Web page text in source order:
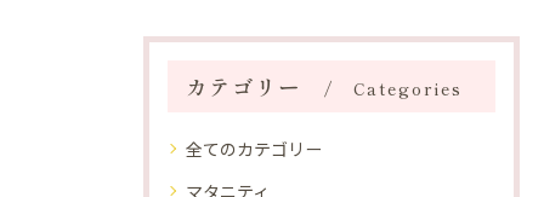
カテゴリー Categories
全てのカテゴリー
マタニティ